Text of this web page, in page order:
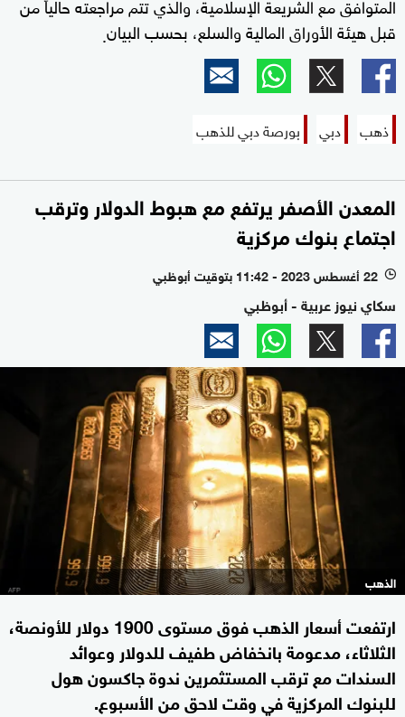
قبل هيئة الأوراق المالية والسلع، بحسب البيان.
ذهب دبي بورصة دبي للذهب
المعدن الأصفر يرتفع مع هبوط الدولار وترقب
اجتماع بنوك مركزية
l 22 أغسطس 2023 - 11:42 بتوقيت أبوظبي
سكاي نيوز عربية - أبوظبي
الذهب
ارتفعت أسعار الذهب فوق مستوى 1900 دولار للأونصة،
الثلاثاء، مدعومة بانخفاض طفيف للدولار وعوائد
السندات مع ترقب المستثمرين ندوة جاكسون هول
للبنوك المركزية في وقت لاحق من الأسبوع.